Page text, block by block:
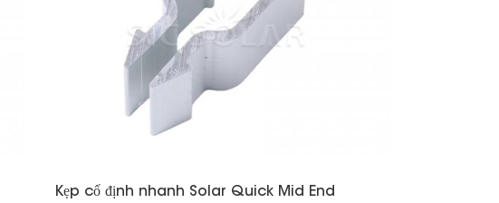
Kẹp cố định nhanh Solar Quick Mid End